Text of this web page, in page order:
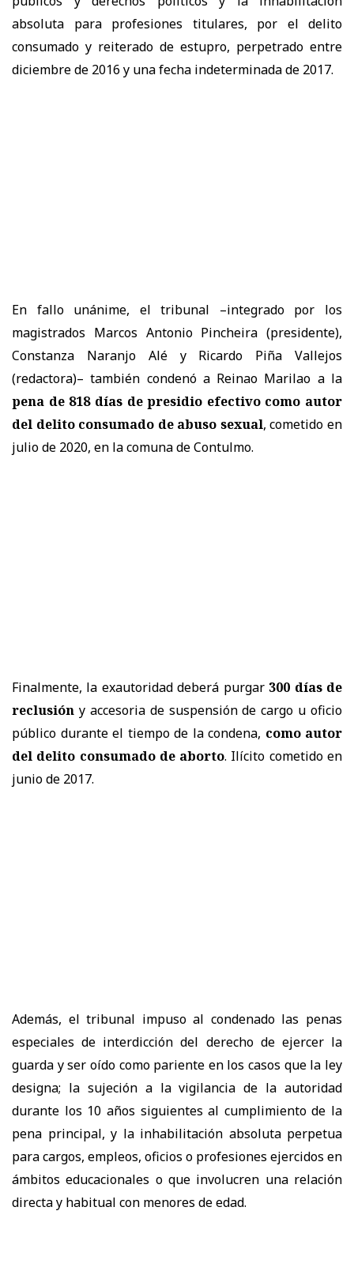
absoluta para profesiones titulares, por el delito
consumado y reiterado de estupro, perpetrado entre
diciembre de 2016 y una fecha indeterminada de 2017.
En fallo unánime, el tribunal –integrado por los
magistrados Marcos Antonio Pincheira (presidente),
Constanza Naranjo Alé y Ricardo Piña Vallejos
(redactora)– también condenó a Reinao Marilao a la
pena de 818 días de presidio efectivo como autor
del delito consumado de abuso sexual, cometido en
julio de 2020, en la comuna de Contulmo.
Finalmente, la exautoridad deberá purgar 300 días de
reclusión y accesoria de suspensión de cargo u oficio
público durante el tiempo de la condena, como autor
del delito consumado de aborto. Ilícito cometido en
junio de 2017.
Además, el tribunal impuso al condenado las penas
especiales de interdicción del derecho de ejercer la
guarda y ser oído como pariente en los casos que la ley
designa; la sujeción a la vigilancia de la autoridad
durante los 10 años siguientes al cumplimiento de la
pena principal, y la inhabilitación absoluta perpetua
para cargos, empleos, oficios o profesiones ejercidos en
ámbitos educacionales o que involucren una relación
directa y habitual con menores de edad.